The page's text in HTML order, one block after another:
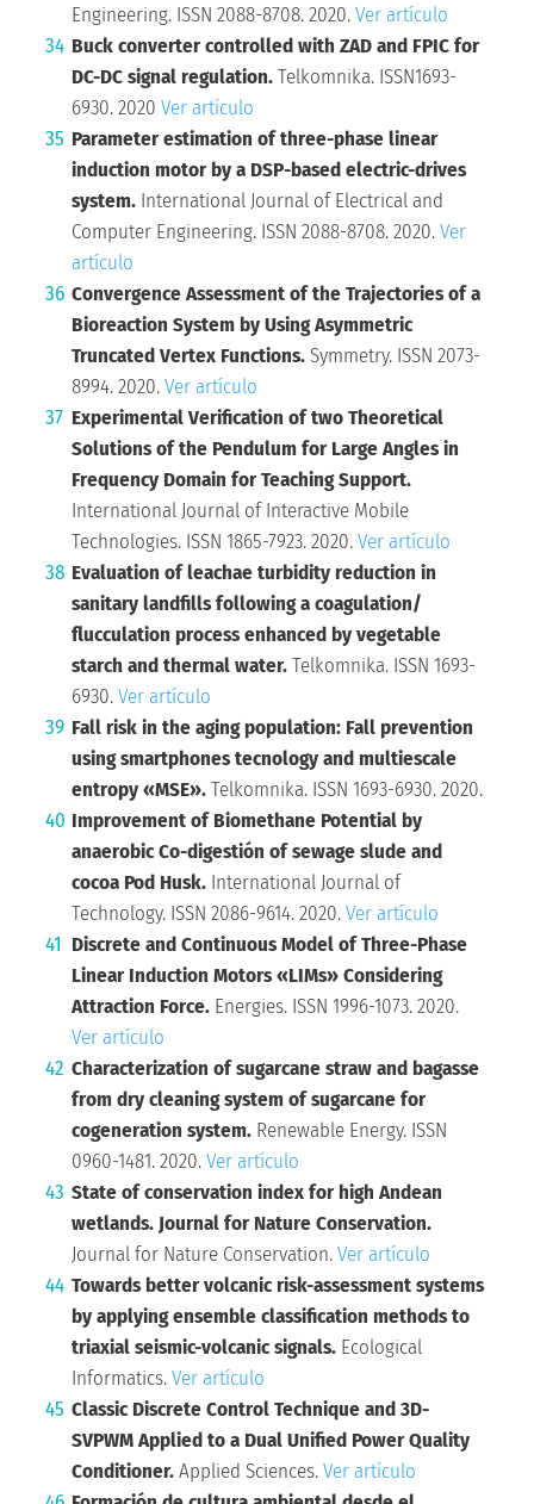
Engineering. ISSN 2088-8708. 2020.Ver artículo
Buck converter controlled with ZAD and FPIC for
DC-DC signal regulation.Telkomnika. ISSN1693-
6930. 2020 Ver artículo
Parameter estimation of three-phase linear
induction motor by a DSP-based electric-drives
system. International Journal of Electrical and
Computer Engineering. ISSN 2088-8708. 2020.Ver
artículo
Convergence Assessment of the Trajectories of a
Bioreaction System by Using Asymmetric
Truncated Vertex Functions.Symmetry. ISSN 2073-
8994. 2020.Ver artículo
Experimental Verification of two Theoretical
Solutions of the Pendulum for Large Angles in
Frequency Domain for Teaching Support.
International Journal of Interactive Mobile
Technologies. ISSN 1865-7923. 2020.Ver artículo
Evaluation of leachae turbidity reduction in
sanitary landfills following a coagulation/
flucculation process enhanced by vegetable
starch and thermal water.Telkomnika. ISSN 1693-
6930.Ver artículo
Fall risk in the aging population: Fall prevention
using smartphones tecnology and multiescale
entropy «MSE».Telkomnika. ISSN 1693-6930. 2020.
Improvement of Biomethane Potential by
anaerobic Co-digestión of sewage slude and
cocoa Pod Husk. International Journal of
Technology. ISSN 2086-9614. 2020.Ver artículo
Discrete and Continuous Model of Three-Phase
Linear Induction Motors «LIMs» Considering
Attraction Force. Energies. ISSN 1996-1073. 2020.
Ver artículo
Characterization of sugarcane straw and bagasse
from dry cleaning system of sugarcane for
cogeneration system. Renewable Energy. ISSN
0960-1481. 2020.Ver artículo
State of conservation index for high Andean
wetlands. Journal for Nature Conservation.
Journal for Nature Conservation.Ver artículo
Towards better volcanic risk-assessment systems
by applying ensemble classification methods to
triaxial seismic-volcanic signals. Ecological
Informatics.Ver artículo
Classic Discrete Control Technique and 3D-
SVPWM Applied to a Dual Unified Power Quality
Conditioner.Applied Sciences.Ver artículo